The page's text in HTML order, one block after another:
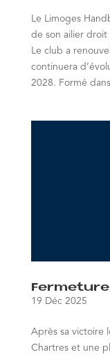
Le Limoges
de son ailier droit
Le club a
continuera
2028. Formé
19 Déc 2025
Après sa victoire
Chartres et une